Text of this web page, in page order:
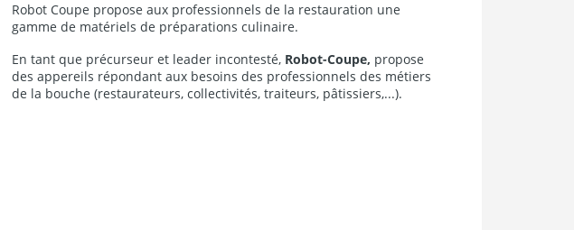
Robot Coupe propose aux professionnels de la restauration une
gamme de matériels de préparations culinaire.
En tant que précurseur et leader incontesté, Robot-Coupe, propose
des appereils répondant aux besoins des professionnels des métiers
de la bouche (restaurateurs, collectivités, traiteurs, pâtissiers,...).